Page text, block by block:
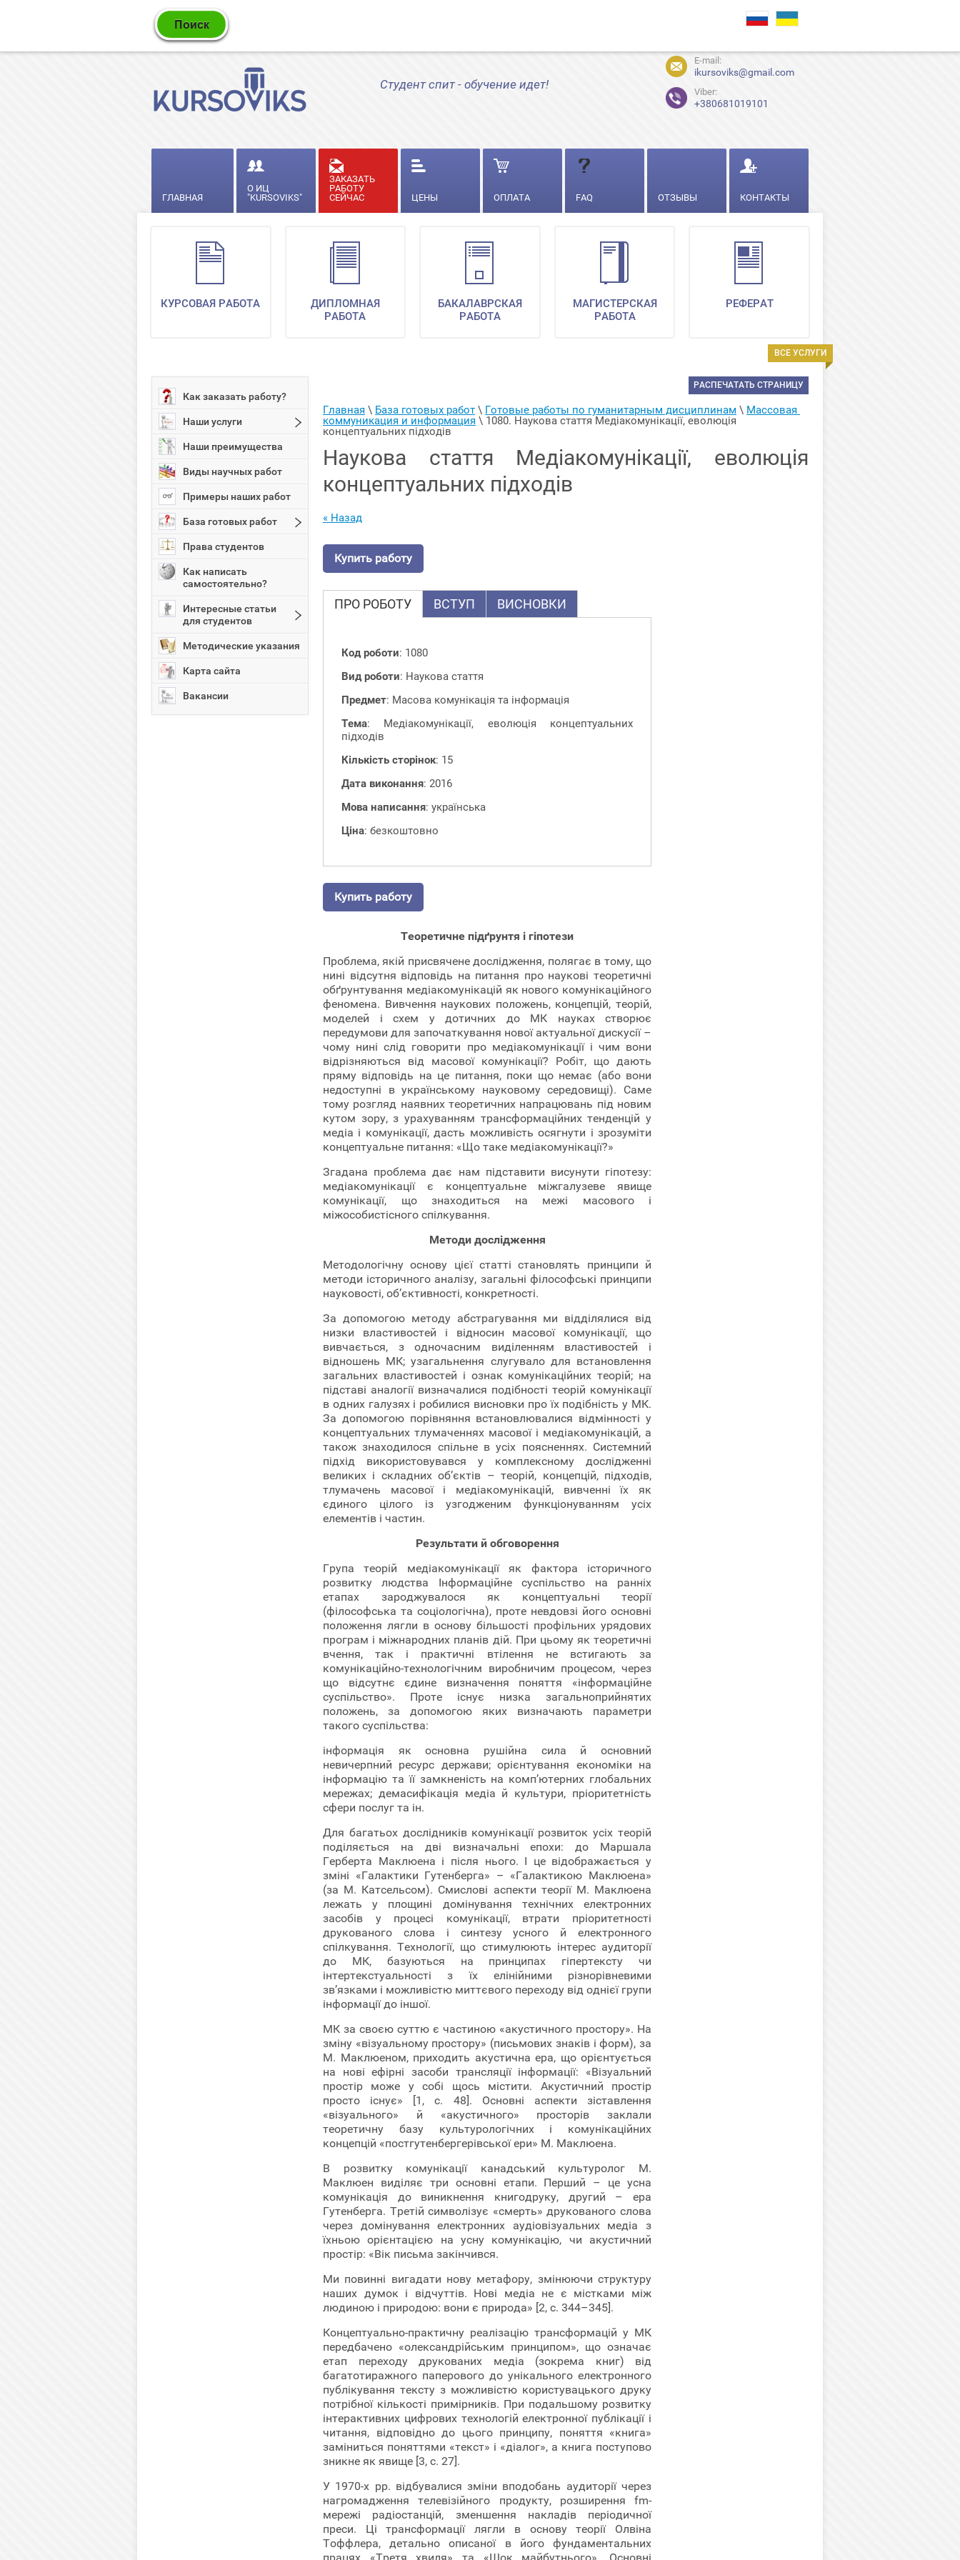
Студент спит - обучение идет!
E-mail:
ikursoviks@gmail.com
Viber:
+380681019101
ГЛАВНАЯ
О ИЦ
"KURSOVIKS"
ЗАКАЗАТЬ
РАБОТУ
СЕЙЧАС
ЦЕНЫ ОПЛАТА FAQ ОТЗЫВЫ КОНТАКТЫ
ВСЕ УСЛУГИ
КУРСОВАЯ РАБОТА
ДИПЛОМНАЯ
РАБОТА
БАКАЛАВРСКАЯ
РАБОТА
МАГИСТЕРСКАЯ
РАБОТА
РЕФЕРАТ
Как заказать работу?
Наши услуги
Наши преимущества
Виды научных работ
Примеры наших работ
База готовых работ
Права студентов
Как написать
самостоятельно?
Интересные статьи
для студентов
Методические указания
Карта сайта
Вакансии
РАСПЕЧАТАТЬ СТРАНИЦУ
Главная \ База готовых работ \ Готовые работы по гуманитарным дисциплинам \ Массовая
коммуникация и информация \ 1080. Наукова стаття Медіакомунікації, еволюція
концептуальних підходів
Наукова стаття Медіакомунікації, еволюція
концептуальних підходів
« Назад
Купить работу
ПРО РОБОТУ ВСТУП ВИСНОВКИ
Код роботи: 1080
Вид роботи: Наукова стаття
Предмет: Масова комунікація та інформація
Тема: Медіакомунікації, еволюція концептуальних
підходів
Кількість сторінок: 15
Дата виконання: 2016
Мова написання: українська
Ціна: безкоштовно
Купить работу
Теоретичне підґрунтя і гіпотези
Проблема, якій присвячене дослідження, полягає в тому, що
нині відсутня відповідь на питання про наукові теоретичні
обґрунтування медіакомунікацій як нового комунікаційного
феномена. Вивчення наукових положень, концепцій, теорій,
моделей і схем у дотичних до МК науках створює
передумови для започаткування нової актуальної дискусії –
чому нині слід говорити про медіакомунікації і чим вони
відрізняються від масової комунікації? Робіт, що дають
пряму відповідь на це питання, поки що немає (або вони
недоступні в українському науковому середовищі). Саме
тому розгляд наявних теоретичних напрацювань під новим
кутом зору, з урахуванням трансформаційних тенденцій у
медіа і комунікації, дасть можливість осягнути і зрозуміти
концептуальне питання: «Що таке медіакомунікації?»
Згадана проблема дає нам підставити висунути гіпотезу:
медіакомунікації є концептуальне міжгалузеве явище
комунікації, що знаходиться на межі масового і
міжособистісного спілкування.
Методи дослідження
Методологічну основу цієї статті становлять принципи й
методи історичного аналізу, загальні філософські принципи
науковості, об’єктивності, конкретності.
За допомогою методу абстрагування ми відділялися від
низки властивостей і відносин масової комунікації, що
вивчається, з одночасним виділенням властивостей і
відношень МК; узагальнення слугувало для встановлення
загальних властивостей і ознак комунікаційних теорій; на
підставі аналогії визначалися подібності теорій комунікації
в одних галузях і робилися висновки про їх подібність у МК.
За допомогою порівняння встановлювалися відмінності у
концептуальних тлумаченнях масової і медіакомунікацій, а
також знаходилося спільне в усіх поясненнях. Системний
підхід використовувався у комплексному дослідженні
великих і складних об’єктів – теорій, концепцій, підходів,
тлумачень масової і медіакомунікацій, вивченні їх як
єдиного цілого із узгодженим функціонуванням усіх
елементів і частин.
Результати й обговорення
Група теорій медіакомунікації як фактора історичного
розвитку людства Інформаційне суспільство на ранніх
етапах зароджувалося як концептуальні теорії
(філософська та соціологічна), проте невдовзі його основні
положення лягли в основу більшості профільних урядових
програм і міжнародних планів дій. При цьому як теоретичні
вчення, так і практичні втілення не встигають за
комунікаційно-технологічним виробничим процесом, через
що відсутнє єдине визначення поняття «інформаційне
суспільство». Проте існує низка загальноприйнятих
положень, за допомогою яких визначають параметри
такого суспільства:
інформація як основна рушійна сила й основний
невичерпний ресурс держави; орієнтування економіки на
інформацію та її замкненість на комп’ютерних глобальних
мережах; демасифікація медіа й культури, пріоритетність
сфери послуг та ін.
Для багатьох дослідників комунікації розвиток усіх теорій
поділяється на дві визначальні епохи: до Маршала
Герберта Маклюена і після нього. І це відображається у
зміні «Галактики Гутенберга» – «Галактикою Маклюена»
(за М. Катсельсом). Смислові аспекти теорії М. Маклюена
лежать у площині домінування технічних електронних
засобів у процесі комунікації, втрати пріоритетності
друкованого слова і синтезу усного й електронного
спілкування. Технології, що стимулюють інтерес аудиторії
до МК, базуються на принципах гіпертексту чи
інтертекстуальності з їх елінійними різнорівневими
зв’язками і можливістю миттєвого переходу від однієї групи
інформації до іншої.
МК за своєю суттю є частиною «акустичного простору». На
зміну «візуальному простору» (письмових знаків і форм), за
М. Маклюеном, приходить акустична ера, що орієнтується
на нові ефірні засоби трансляції інформації: «Візуальний
простір може у собі щось містити. Акустичний простір
просто існує» [1, c. 48]. Основні аспекти зіставлення
«візуального» й «акустичного» просторів заклали
теоретичну базу культурологічних і комунікаційних
концепцій «постгутенбергерівської ери» М. Маклюена.
В розвитку комунікації канадський культуролог М.
Маклюен виділяє три основні етапи. Перший – це усна
комунікація до виникнення книгодруку, другий – ера
Гутенберга. Третій символізує «смерть» друкованого слова
через домінування електронних аудіовізуальних медіа з
їхньою орієнтацією на усну комунікацію, чи акустичний
простір: «Вік письма закінчився.
Ми повинні вигадати нову метафору, змінюючи структуру
наших думок і відчуттів. Нові медіа не є містками між
людиною і природою: вони є природа» [2, c. 344–345].
Концептуально-практичну реалізацію трансформацій у МК
передбачено «олександрійським принципом», що означає
етап переходу друкованих медіа (зокрема книг) від
багатотиражного паперового до унікального електронного
публікування тексту з можливістю користувацького друку
потрібної кількості примірників. При подальшому розвитку
інтерактивних цифрових технологій електронної публікації і
читання, відповідно до цього принципу, поняття «книга»
заміниться поняттями «текст» і «діалог», а книга поступово
зникне як явище [3, с. 27].
У 1970-х рр. відбувалися зміни вподобань аудиторії через
нагромадження телевізійного продукту, розширення fm-
мережі радіостанцій, зменшення накладів періодичної
преси. Ці трансформації лягли в основу теорії Олвіна
Тоффлера, детально описаної в його фундаментальних